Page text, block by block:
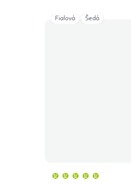
Fialová Šedá